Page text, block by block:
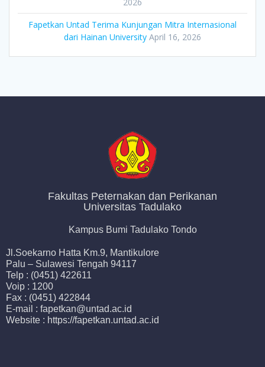
Fapetkan Untad Terima Kunjungan Mitra Internasional
dari Hainan University April 16, 2026
Fakultas Peternakan dan Perikanan
Universitas Tadulako
Kampus Bumi Tadulako Tondo
Jl.Soekarno Hatta Km.9, Mantikulore
Palu – Sulawesi Tengah 94117
Telp : (0451) 422611
Voip : 1200
Fax : (0451) 422844
E-mail : fapetkan@untad.ac.id
Website : https://fapetkan.untad.ac.id